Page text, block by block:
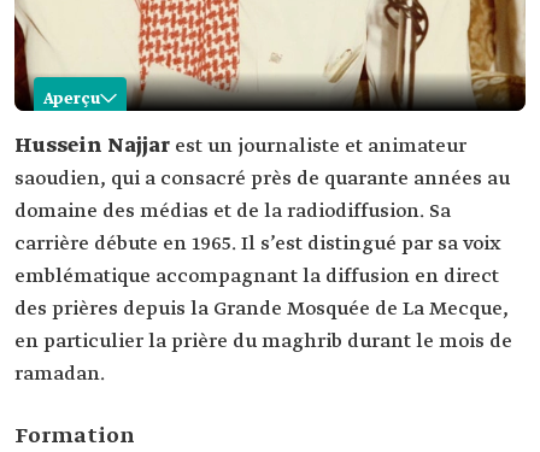
Aperçu
Hussein Najjar
Nom
Hussein Najjar.
Catégorie
Journaliste et animateur saoudien.
Formation
Licence en administration des affaires, Université
du Roi Abdulaziz.
aster et doctorat, Université du Missouri (États-
professionnel
Hussein Najjar est un journaliste et animateur
saoudien, qui a consacré près de quarante années au
domaine des médias et de la radiodiffusion. Sa
carrière débute en 1965. Il s’est distingué par sa voix
emblématique accompagnant la diffusion en direct
des prières depuis la Grande Mosquée de La Mecque,
en particulier la prière du maghrib durant le mois de
ramadan.
Formation